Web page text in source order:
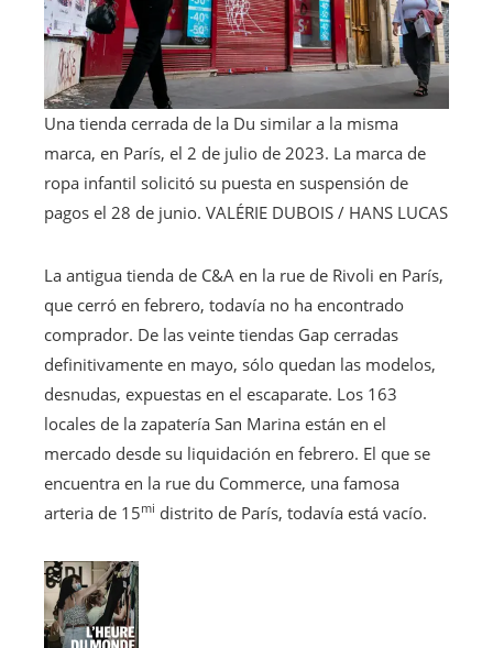
Una tienda cerrada de la Du similar a la misma
marca, en París, el 2 de julio de 2023. La marca de
ropa infantil solicitó su puesta en suspensión de
pagos el 28 de junio. VALÉRIE DUBOIS / HANS LUCAS
La antigua tienda de C&A en la rue de Rivoli en París,
que cerró en febrero, todavía no ha encontrado
comprador. De las veinte tiendas Gap cerradas
definitivamente en mayo, sólo quedan las modelos,
desnudas, expuestas en el escaparate. Los 163
locales de la zapatería San Marina están en el
mercado desde su liquidación en febrero. El que se
encuentra en la rue du Commerce, una famosa
arteria de 15mi distrito de París, todavía está vacío.